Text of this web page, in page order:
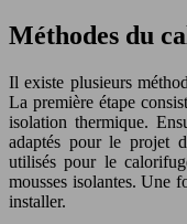
Méthodes du
Il existe plusieurs
La première étape
isolation thermique.
adaptés pour le projet
utilisés pour le
mousses isolantes. Une
installer.